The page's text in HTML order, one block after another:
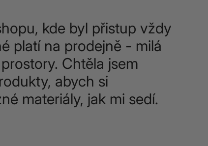
kde byl přistup vždy
platí na prodejně - milá
Chtěla jsem
abych si
materiály, jak mi sedí.